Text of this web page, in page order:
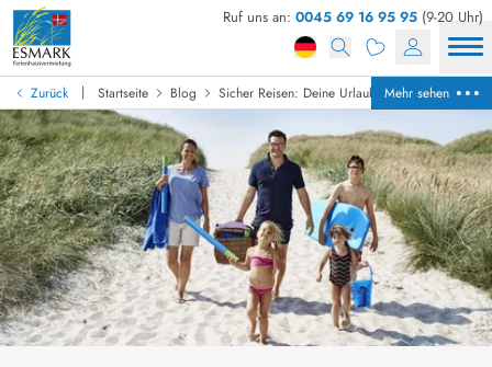
Ruf uns an: 0045 69 16 95 95 (9-20 Uhr)
Zurück | Startseite Blog Sicher Reisen: Deine Urlaubsmöglichkeiten
Mehr sehen